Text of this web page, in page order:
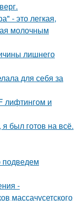
- это легкая,
молочным
лишнего
для себя за
лифтингом и
был готов на всё.
-
массачусетского